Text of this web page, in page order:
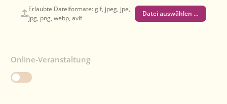
Erlaubte Dateiformate: gif, jpeg, jpe,
jpg, png, webp, avif
Datei auswählen …
Online-Veranstaltung